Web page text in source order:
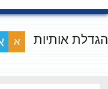
אותיות א א